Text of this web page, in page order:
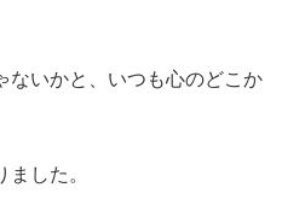
ないかと、いつも心のどこか
した。